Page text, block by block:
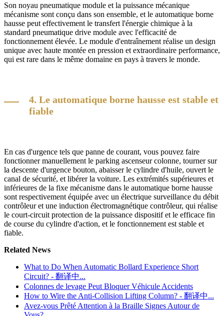
Son noyau pneumatique module et la puissance mécanique
mécanisme sont conçu dans son ensemble, et le automatique borne
hausse peut effectivement le transfert l'énergie chimique à la
standard pneumatique drive module avec l'efficacité de
fonctionnement élevée. Le module d'entraînement réalise un design
unique avec haute montée en pression et extraordinaire performance,
qui est rare dans le même domaine en pays à travers le monde.
4. Le automatique borne hausse est stable et
fiable
En cas d'urgence tels que panne de courant, vous pouvez faire
fonctionner manuellement le parking ascenseur colonne, tourner sur
la descente d'urgence bouton, abaisser le cylindre d'huile, ouvert le
canal de sécurité, et libérer la voiture. Les extrémités supérieures et
inférieures de la fixe mécanisme dans le automatique borne hausse
sont respectivement équipée avec un électrique surveillance du débit
contrôleur et une induction électromagnétique contrôleur, qui réalise
le court-circuit protection de la puissance dispositif et le efficace fin
de course du cylindre d'action, et le fonctionnement est stable et
fiable.
Related News
What to Do When Automatic Bollard Experience Short
Circuit? - 翻译中...
Colonnes de levage Peut Bloquer Véhicule Accidents
How to Wire the Anti-Collision Lifting Column? - 翻译中...
Avez-vous Prêté Attention à la Braille Signes Autour de